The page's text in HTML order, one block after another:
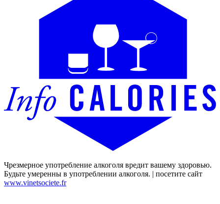
Чрезмерное употребление алкоголя вредит вашему здоровью.
Будьте умеренны в употреблении алкоголя. | посетите сайт
www.vinetsociete.fr